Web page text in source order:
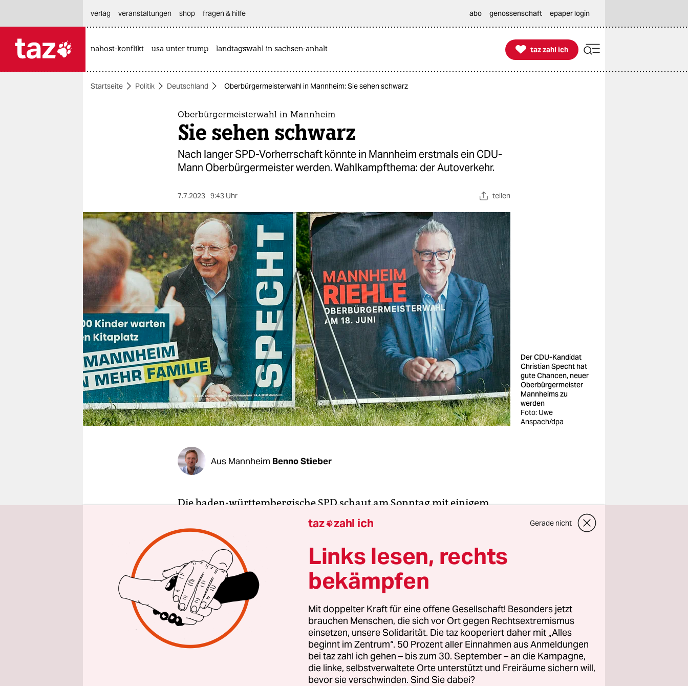
themen
berlin
nord
wahrheit
verlag
verlag
veranstaltungen
shop
fragen & hilfe
unterstützen
abo
verlag
veranstaltungen shop fragen & hilfe abo genossenschaft epaper login
nahost-konflikt usa unter trump landtagswahl in sachsen-anhalt 
taz zahl ich
taz zahl ich
Startseite Politik Deutschland Oberbürgermeisterwahl in Mannheim: Sie sehen schwarz
Oberbürgermeisterwahl in Mannheim
Sie sehen schwarz
Nach langer SPD-Vorherrschaft könnte in Mannheim erstmals ein CDU-
Mann Oberbürgermeister werden. Wahlkampfthema: der Autoverkehr.
7.7.2023 9:43 Uhr teilen
Der CDU-Kandidat
Christian Specht hat
gute Chancen, neuer
Oberbürgermeister
Mannheims zu
werden
Foto: Uwe
Anspach/dpa
Aus Mannheim Benno Stieber
Die baden-württembergische SPD schaut am Sonntag mit einigem
Zittern auf die Oberbürgermeisterwahl in Mannheim. Denn dort
könnte sie nach über 50 Jahren zum ersten Mal das Rathaus verlieren.
Im ersten Wahlgang hatte der CDU-Kandidat Christian Specht die Nase
vorn. Amtsinhaber Peter Kurz (SPD) war nicht mehr angetreten.
Im November letzten Jahres hatte der über 16 Jahre regierende Kurz
überraschend angekündigt, nicht noch einmal zu kandidieren. Viele
hatten erwartet, dass der international renommierte
Kommunalpolitiker und Städtetagspräsident den Start der
Bundesgartenschau in diesem Frühjahr in Mannheim als Startrampe
für eine dritte Amtszeit nutzt.
taz zahl ich Gerade nicht
Links lesen, rechts
bekämpfen
Mit doppelter Kraft für eine offene Gesellschaft! Besonders jetzt
brauchen Menschen, die sich vor Ort gegen Rechtsextremismus
einsetzen, unsere Solidarität. Die taz kooperiert daher mit „Alles
beginnt im Zentrum“. 50 Prozent aller Einnahmen aus Anmeldungen
bei taz zahl ich gehen – bis zum 30. September – an die Kampagne,
die linke, selbstverwaltete Orte unterstützt und Freiräume sichern will,
bevor sie verschwinden. Sind Sie dabei?